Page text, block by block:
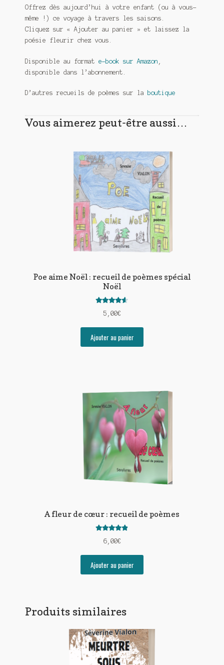
Offrez dès aujourd’hui à votre enfant (ou à vous-
même !) ce voyage à travers les saisons.
Cliquez sur « Ajouter au panier » et laissez la
poésie fleurir chez vous.
Disponible au format e-book sur Amazon
disponible dans l’abonnement.
D’autres recueils de poèmes sur la boutique
Vous aimerez peut-être aussi…
Poe aime Noël : recueil de poèmes spécial
Noël
sur 5
5,00€
Ajouter au panier
A fleur de cœur : recueil de poèmes
sur 5
6,00€
Ajouter au panier
Produits similaires